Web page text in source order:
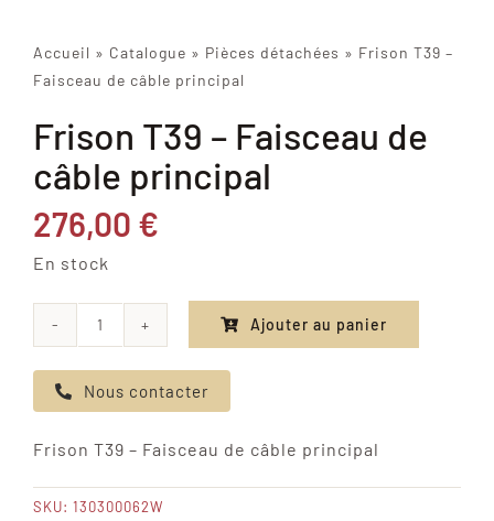
Accueil » Catalogue » Pièces détachées » Frison T39 –
Faisceau de câble principal
Frison T39 – Faisceau de
câble principal
276,00 €
En stock
de
Frison
-
Faisceau
Ajouter au panier
Nous contacter
Frison T39 – Faisceau de câble principal
SKU: 130300062W